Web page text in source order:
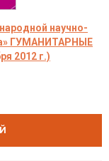
научно-
ГУМАНИТАРНЫЕ
2012 г.)